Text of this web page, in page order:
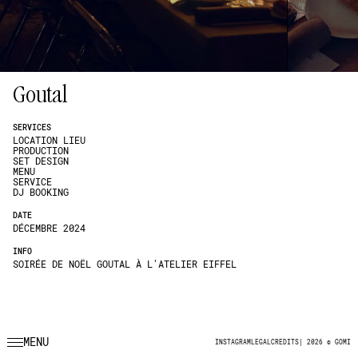
Goutal
SERVICES
LOCATION LIEU
PRODUCTION
SET DESIGN
MENU
SERVICE
DJ BOOKING
DATE
DÉCEMBRE 2024
INFO
SOIRÉE DE NOËL GOUTAL À L'ATELIER EIFFEL
MENU INSTAGRAM LEGALCREDITS |2026 © GOMI